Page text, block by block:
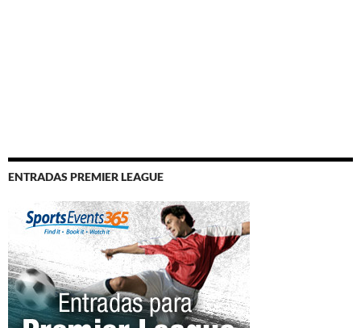
ENTRADAS PREMIER LEAGUE